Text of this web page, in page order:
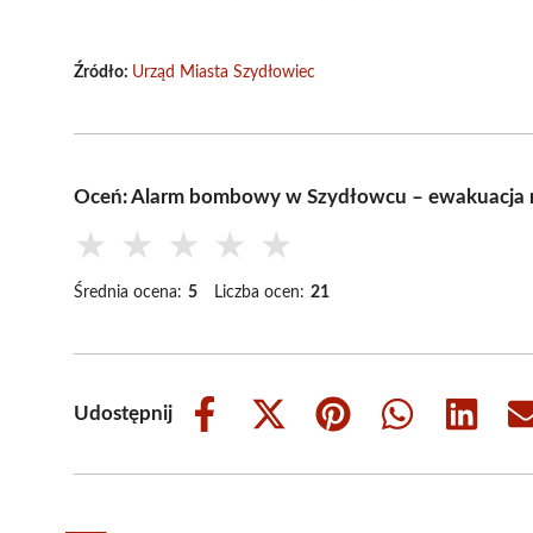
Źródło: Urząd Miasta Szydłowiec
Oceń: Alarm bombowy w Szydłowcu – ewakuacja
★ ★ ★ ★ ★
Średnia ocena: 5 Liczba ocen: 21
Udostępnij
Share
Share
(Twitter)
Share
Share
Share